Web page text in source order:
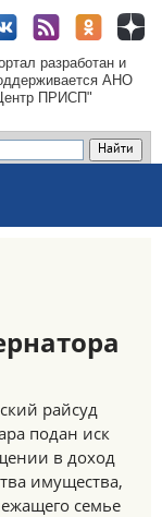
разработан и
АНО
ПРИСП"
райсуд
подан иск
в доход
имущества,
семье